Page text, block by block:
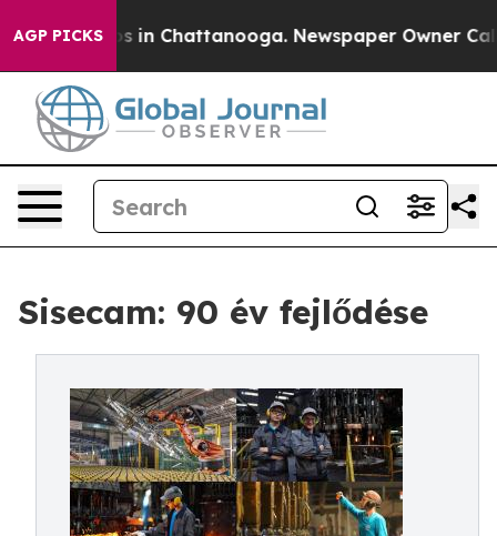
AGP PICKS
Chaos in Chattanooga. Newspaper Owner Calls
Sisecam: 90 év fejlődése